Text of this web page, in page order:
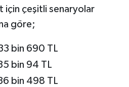
için çeşitli senaryolar
göre;
bin 690 TL
bin 94 TL
bin 498 TL